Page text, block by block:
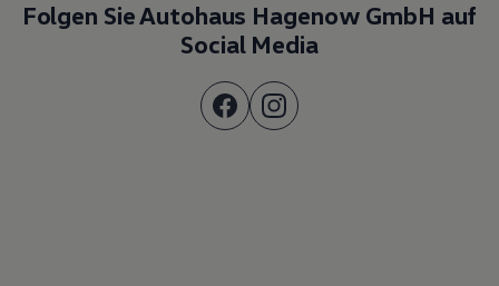
Folgen Sie Autohaus Hagenow GmbH auf
Social Media